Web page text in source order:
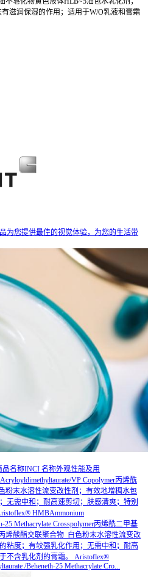
滋润保湿的作用；适用于W/O乳液和膏霜
为您提供最佳的视觉体验，为您的生活带
品名称INCI 名称外观性能及用
VP Copolymer丙烯酰
粉末水溶性流变改性剂；有效地增稠水包
无需中和；耐高速剪切；肤感清爽；特别
HMBAmmonium
25 Methacrylate Crosspolymer丙烯酰二甲基
烯酸酯交联聚合物 白色粉末水溶性流变改
粘度；有较强乳化作用；无需中和；耐高
不含乳化剂的膏霜。 Aristoflex®
/Beheneth-25 Methacrylate Cro...